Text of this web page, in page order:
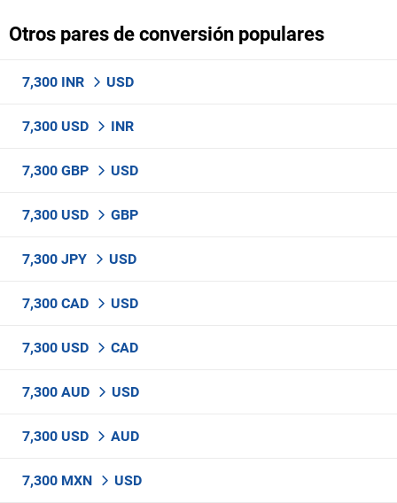
Otros pares de conversión populares
7,300 INR USD
7,300 USD INR
7,300 GBP USD
7,300 USD GBP
7,300 JPY USD
7,300 CAD USD
7,300 USD CAD
7,300 AUD USD
7,300 USD AUD
7,300 MXN USD